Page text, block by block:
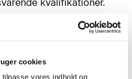
cookies
vores indhold og